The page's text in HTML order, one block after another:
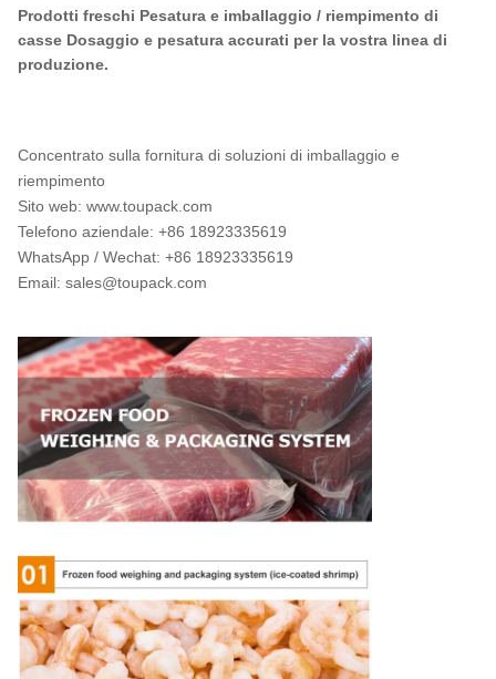
Prodotti freschi Pesatura e imballaggio / riempimento di
casse Dosaggio e pesatura accurati per la vostra linea di
produzione.
Concentrato sulla fornitura di soluzioni di imballaggio e
riempimento
Sito web: www.toupack.com
Telefono aziendale: +86 18923335619
WhatsApp / Wechat: +86 18923335619
Email: sales@toupack.com